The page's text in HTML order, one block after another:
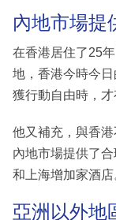
內地市場提
在香港居住了25
地，香港今時今
獲行動自由時，才
他又補充，與香
內地市場提供了
和上海增加家酒店
亞洲以外地